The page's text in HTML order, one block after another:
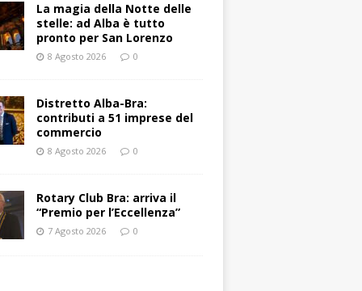
La magia della Notte delle
stelle: ad Alba è tutto
pronto per San Lorenzo
8 Agosto 2026 0
Distretto Alba-Bra:
contributi a 51 imprese del
commercio
8 Agosto 2026 0
Rotary Club Bra: arriva il
“Premio per l’Eccellenza”
7 Agosto 2026 0